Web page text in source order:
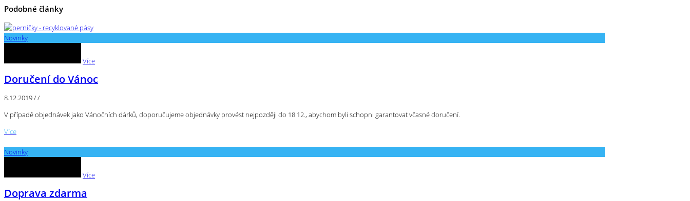
Podobné články
Novinky
Více
Doručení do Vánoc
8.12.2019//
V případě objednávek jako Vánočních dárků, doporučujeme objednávky provést nejpozději do 18.12., abychom byli schopni garantovat včasné doručení.
Více
Novinky
Více
Doprava zdarma